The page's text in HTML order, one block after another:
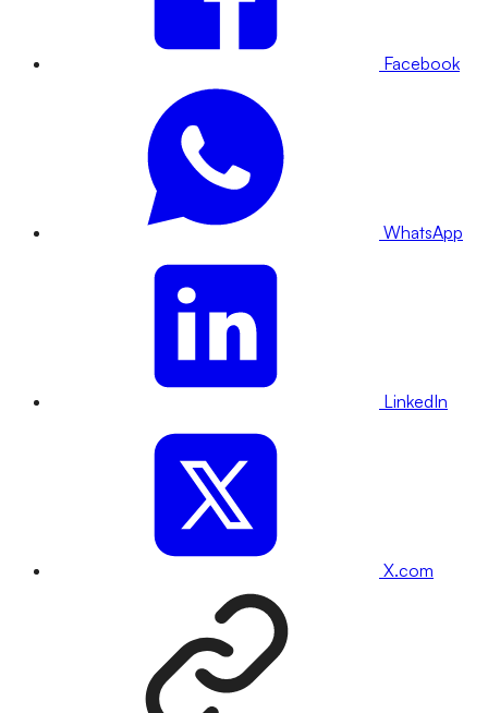
Facebook
WhatsApp
LinkedIn
X.com